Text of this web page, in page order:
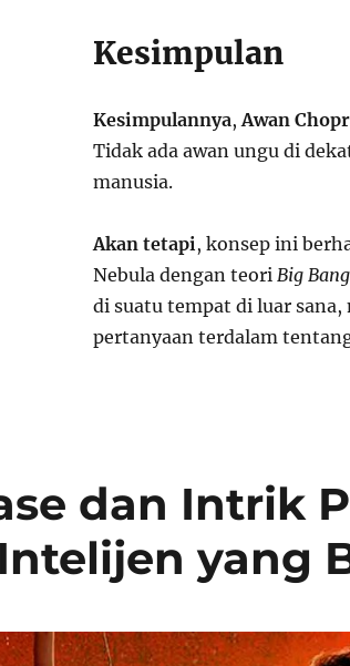
Kesimpulan
Kesimpulannya,Awan
Tidak ada awan ungu di
manusia.
Akan tetapi, konsep ini
Nebula dengan teori Big Bang
di suatu tempat di luar
pertanyaan terdalam
dan Intrik
yang